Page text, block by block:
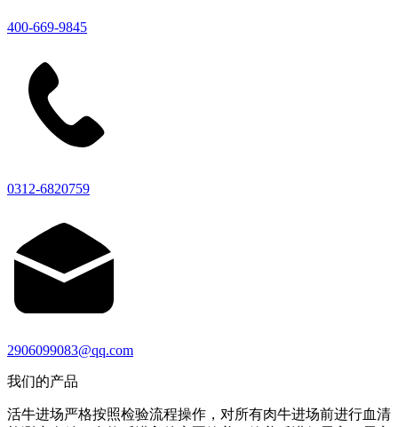
400-669-9845
0312-6820759
2906099083@qq.com
我们的产品
活牛进场严格按照检验流程操作，对所有肉牛进场前进行血清